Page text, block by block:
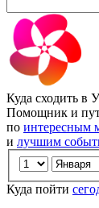
Куда сходить в
Помощник и
по интересным
и лучшим
Куда пойти